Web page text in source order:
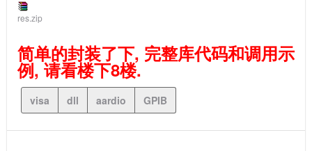
res.zip
简单的封装了下, 完整库代码和调用示
例, 请看楼下8楼.
visa dll aardio GPIB